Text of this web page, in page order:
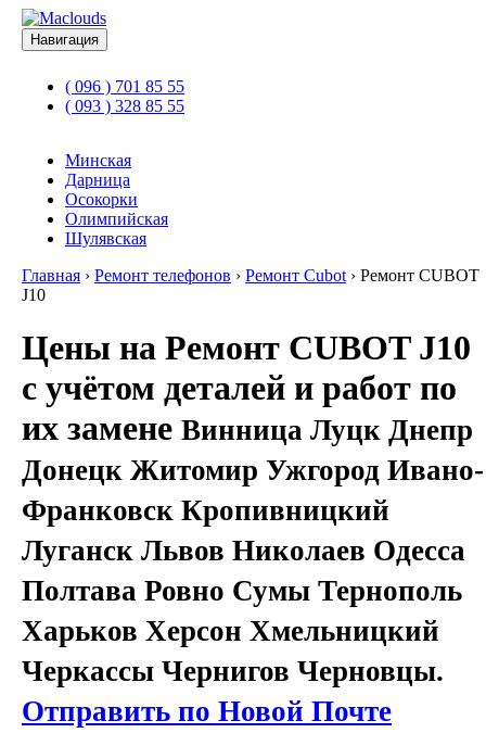
Навигация
( 096 ) 701 85 55
( 093 ) 328 85 55
Минская
Дарница
Осокорки
Олимпийская
Шулявская
Главная › Ремонт телефонов › Ремонт Cubot › Ремонт CUBOT
J10
Цены на Ремонт CUBOT J10
с учётом деталей и работ по
их замене Винница Луцк Днепр
Донецк Житомир Ужгород Ивано-
Франковск Кропивницкий
Луганск Львов Николаев Одесса
Полтава Ровно Сумы Тернополь
Харьков Херсон Хмельницкий
Черкассы Чернигов Черновцы.
Отправить по Новой Почте